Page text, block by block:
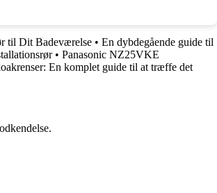
til Dit Badeværelse • En dybdegående guide til
• Panasonic NZ25VKE
En komplet guide til at træffe det